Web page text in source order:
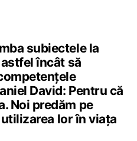
subiectele la
încât să
David: Pentru că
Noi predăm pe
lor în viața